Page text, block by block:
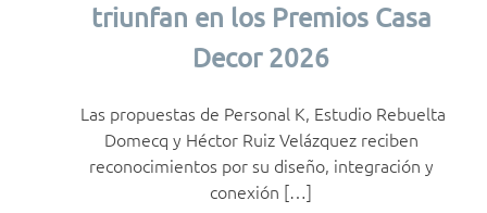
triunfan en los Premios Casa
Decor 2026
Las propuestas de Personal K, Estudio Rebuelta
Domecq y Héctor Ruiz Velázquez reciben
reconocimientos por su diseño, integración y
conexión […]